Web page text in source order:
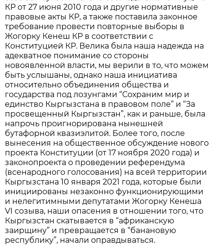
КР от 27 июня 2010 года и другие нормативные
правовые акты КР, а также поставила законное
требование провести повторные выборы в
Жогорку Кенеш КР в соответствии с
Конституцией КР. Велика была наша надежда на
адекватное понимание со стороны
новоявленной власти, мы верили в то, что можем
быть услышаны, однако наша инициатива
относительно объединения общества и
государства под лозунгами “Сохраним мир и
единство Кыргызстана в правовом поле” и “За
просвещенный Кыргызстан”, как и раньше, была
напрочь проигнорирована нынешней
бутафорной квазиэлитой. Более того, после
вынесения на общественное обсуждение нового
проекта Конституции (от 17 ноября 2020 года) и
законопроекта о проведении референдума
(всенародного голосования) на всей территории
Кыргызстана 10 января 2021 года, которые были
инициированы незаконно функционирующими
и нелегитимными депутатами Жогорку Кенеша
VI созыва, наши опасения в отношении того, что
Кыргызстан скатывается в “африканскую
заирщину” и превращается в “банановую
республику”, начали оправдываться.